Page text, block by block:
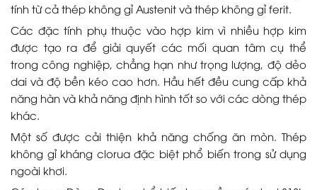
tính từ cả thép không gỉ Austenit và thép không gỉ ferit.
Các đặc tính phụ thuộc vào hợp kim vì nhiều hợp kim
được tạo ra để giải quyết các mối quan tâm cụ thể
trong công nghiệp, chẳng hạn như trọng lượng, độ dẻo
dai và độ bền kéo cao hơn. Hầu hết đều cung cấp khả
năng hàn và khả năng định hình tốt so với các dòng thép
khác.
Một số được cải thiện khả năng chống ăn mòn. Thép
không gỉ kháng clorua đặc biệt phổ biến trong sử dụng
ngoài khơi.